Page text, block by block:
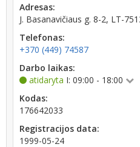
Adresas:
J. Basanavičiaus g. 8-2, LT-
Telefonas:
+370 (449) 74587
Darbo laikas:
atidaryta I: 09:00 - 18:00
Kodas:
176642033
Registracijos data:
1999-05-24